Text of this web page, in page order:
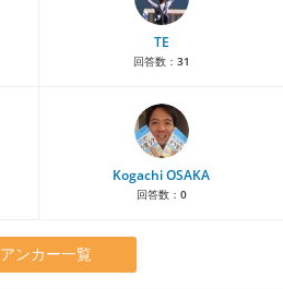
TE
回答数： 31
Kogachi OSAKA
回答数： 0
アンカー一覧